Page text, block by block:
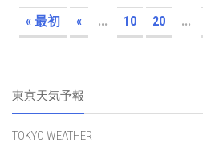
« 最初 « ... 10 20 ...
東京天気予報
TOKYO WEATHER